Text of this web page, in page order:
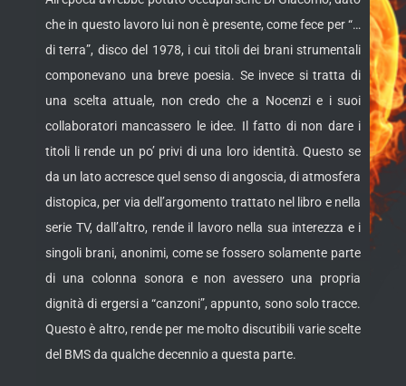
che in questo lavoro lui non è presente, come fece per “…
di terra”, disco del 1978, i cui titoli dei brani strumentali
componevano una breve poesia. Se invece si tratta di
una scelta attuale, non credo che a Nocenzi e i suoi
collaboratori mancassero le idee. Il fatto di non dare i
titoli li rende un po’ privi di una loro identità. Questo se
da un lato accresce quel senso di angoscia, di atmosfera
distopica, per via dell’argomento trattato nel libro e nella
serie TV, dall’altro, rende il lavoro nella sua interezza e i
singoli brani, anonimi, come se fossero solamente parte
di una colonna sonora e non avessero una propria
dignità di ergersi a “canzoni”, appunto, sono solo tracce.
Questo è altro, rende per me molto discutibili varie scelte
del BMS da qualche decennio a questa parte.